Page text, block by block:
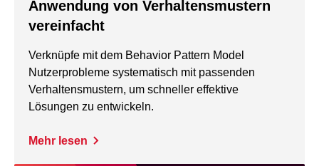
Anwendung von Verhaltensmustern
vereinfacht
Verknüpfe mit dem Behavior Pattern Model
Nutzerprobleme systematisch mit passenden
Verhaltensmustern, um schneller effektive
Lösungen zu entwickeln.
Mehr lesen